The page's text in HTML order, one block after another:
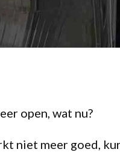
open, wat nu?
niet meer goed,